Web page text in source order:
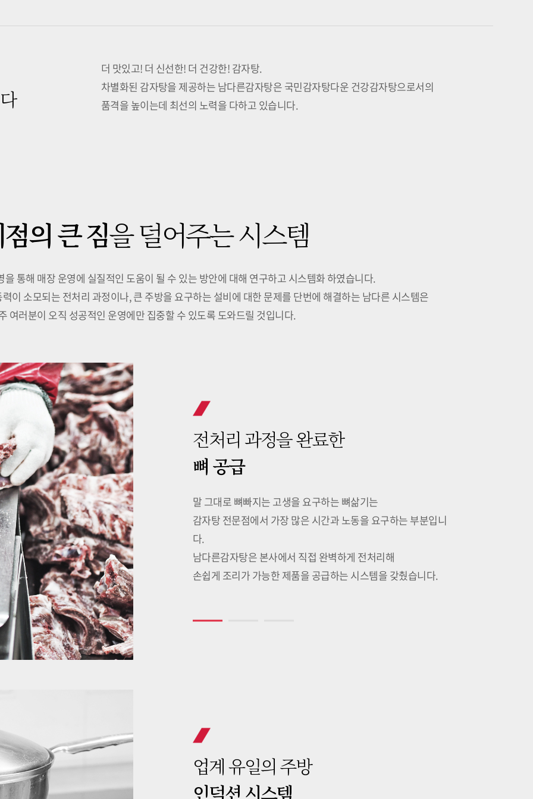
더 맛있고! 더 신선한! 더 건강한! 감자탕.
차별화된 감자탕을 제공하는 남다른감자탕은 국민감자탕다운 건강감자탕으로서의
품격을 높이는데 최선의 노력을 다하고 있습니다.
의 큰 짐을덜어주는 시스템
통해 매장 운영에 실질적인 도움이 될 수 있는 방안에 대해 연구하고 시스템화 하였습니다.
이 소모되는 전처리 과정이나, 큰 주방을 요구하는 설비에 대한 문제를 단번에 해결하는 남다른 시스템은
여러분이 오직 성공적인 운영에만 집중할 수 있도록 도와드릴 것입니다.
전처리 과정을 완료한
뼈 공급
말 그대로 뼈빠지는 고생을 요구하는 뼈삶기는
감자탕 전문점에서 가장 많은 시간과 노동을 요구하는 부분입니
다.
남다른감자탕은 본사에서 직접 완벽하게 전처리해
손쉽게 조리가 가능한 제품을 공급하는 시스템을 갖췄습니다.
업계 유일의 주방
인덕션 시스템